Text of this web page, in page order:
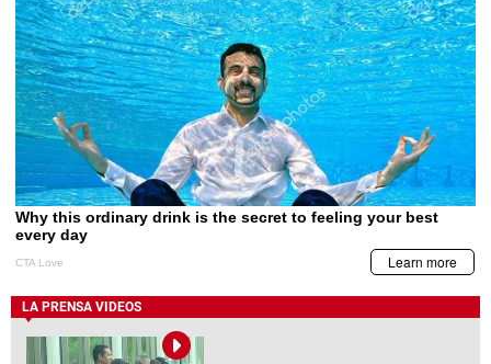
LA PRENSA VIDEOS